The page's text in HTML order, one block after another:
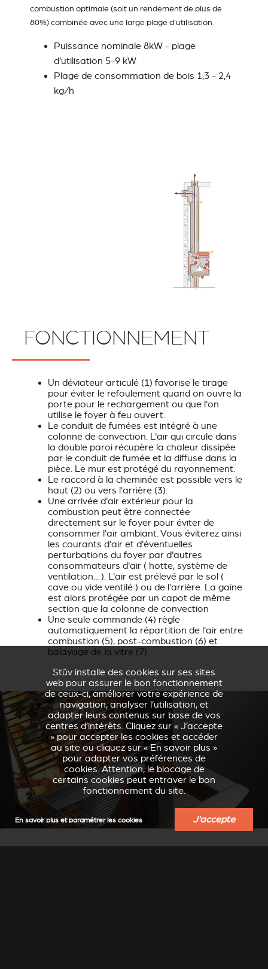
combustion optimale (soit un rendement de plus de
80%) combinée avec une large plage d'utilisation.
Puissance nominale 8kW - plage
d’utilisation 5-9 kW
Plage de consommation de bois 1,3 - 2,4
kg/h
FONCTIONNEMENT
Un déviateur articulé (1) favorise le tirage
pour éviter le refoulement quand on ouvre la
porte pour le rechargement ou que l'on
utilise le foyer à feu ouvert.
Le conduit de fumées est intégré à une
colonne de convection. L'air qui circule dans
la double paroi récupère la chaleur dissipée
par le conduit de fumée et la diffuse dans la
pièce. Le mur est protégé du rayonnement.
Le raccord à la cheminée est possible vers le
haut (2) ou vers l'arrière (3).
Une arrivée d'air extérieur pour la
combustion peut être connectée
directement sur le foyer pour éviter de
consommer l'air ambiant. Vous éviterez ainsi
les courants d'air et d'éventuelles
perturbations du foyer par d'autres
consommateurs d'air ( hotte, système de
ventilation... ). L'air est prélevé par le sol (
cave ou vide ventilé ) ou de l'arrière. La gaine
est alors protégée par un capot de même
section que la colonne de convection
Une seule commande (4) règle
automatiquement la répartition de l'air entre
combustion (5), post-combustion (6) et
balayage de la vitre (7).
Stûv installe des cookies sur ses sites
web pour assurer le bon fonctionnement
de ceux-ci, améliorer votre expérience de
navigation, analyser l’utilisation, et
adapter leurs contenus sur base de vos
centres d’intérêts. Cliquez sur « J’accepte
» pour accepter les cookies et accéder
au site ou cliquez sur « En savoir plus »
pour adapter vos préférences de
cookies. Attention, le blocage de
certains cookies peut entraver le bon
fonctionnement du site.
En savoir plus et paramétrer les cookies J'accepte